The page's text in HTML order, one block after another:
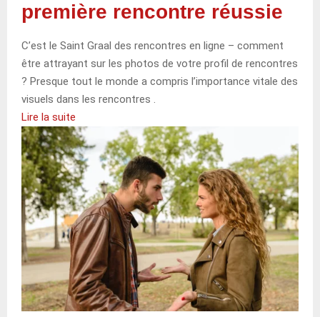
première rencontre réussie
C’est le Saint Graal des rencontres en ligne – comment
être attrayant sur les photos de votre profil de rencontres
? Presque tout le monde a compris l’importance vitale des
visuels dans les rencontres .
Lire la suite